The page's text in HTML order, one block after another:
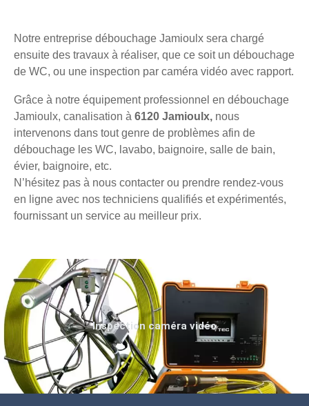
Notre entreprise débouchage Jamioulx sera chargé
ensuite des travaux à réaliser, que ce soit un débouchage
de WC, ou une inspection par caméra vidéo avec rapport.
Grâce à notre équipement professionnel en débouchage
Jamioulx, canalisation à 6120 Jamioulx, nous
intervenons dans tout genre de problèmes afin de
débouchage les WC, lavabo, baignoire, salle de bain,
évier, baignoire, etc.
N’hésitez pas à nous contacter ou prendre rendez-vous
en ligne avec nos techniciens qualifiés et expérimentés,
fournissant un service au meilleur prix.
Inspection caméra vidéo